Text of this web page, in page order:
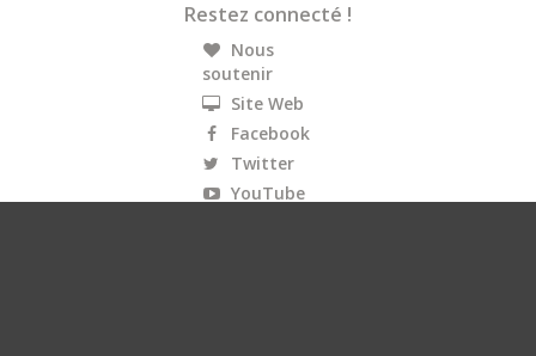
Restez connecté !
Nous
soutenir
Site Web
Facebook
Twitter
YouTube